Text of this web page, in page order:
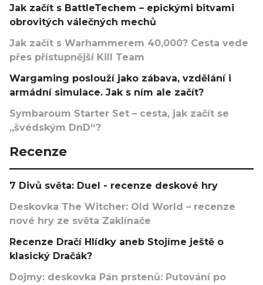
Jak začít s BattleTechem – epickými bitvami
obrovitých válečných mechů
Jak začít s Warhammerem 40,000? Cesta vede
přes přístupnější Kill Team
Wargaming poslouží jako zábava, vzdělání i
armádní simulace. Jak s ním ale začít?
Symbaroum Starter Set – cesta, jak začít se
„švédským DnD“?
Recenze
7 Divů světa: Duel - recenze deskové hry
Deskovka The Witcher: Old World – recenze
nové hry ze světa Zaklínače
Recenze Dračí Hlídky aneb Stojíme ještě o
klasický Dračák?
Dojmy: deskovka Pán prstenů: Putování po